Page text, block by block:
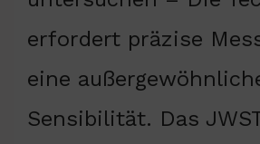
erfordert präzise
eine
Sensibilität. Das